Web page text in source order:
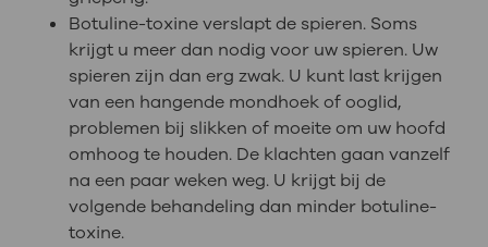
Botuline-toxine verslapt de spieren. Soms
krijgt u meer dan nodig voor uw spieren. Uw
spieren zijn dan erg zwak. U kunt last krijgen
van een hangende mondhoek of ooglid,
problemen bij slikken of moeite om uw hoofd
omhoog te houden. De klachten gaan vanzelf
na een paar weken weg. U krijgt bij de
volgende behandeling dan minder botuline-
toxine.